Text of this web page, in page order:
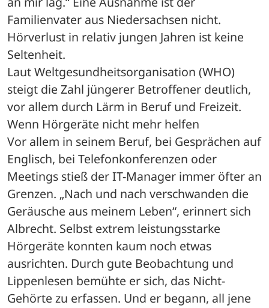
Familienvater aus Niedersachsen nicht.
Hörverlust in relativ jungen Jahren ist keine
Seltenheit.
Laut Weltgesundheitsorganisation (WHO)
steigt die Zahl jüngerer Betroffener deutlich,
vor allem durch Lärm in Beruf und Freizeit.
Wenn Hörgeräte nicht mehr helfen
Vor allem in seinem Beruf, bei Gesprächen auf
Englisch, bei Telefonkonferenzen oder
Meetings stieß der IT-Manager immer öfter an
Grenzen. „Nach und nach verschwanden die
Geräusche aus meinem Leben“, erinnert sich
Albrecht. Selbst extrem leistungsstarke
Hörgeräte konnten kaum noch etwas
ausrichten. Durch gute Beobachtung und
Lippenlesen bemühte er sich, das Nicht-
Gehörte zu erfassen. Und er begann, all jene